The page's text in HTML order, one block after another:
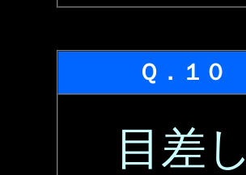
Ｑ．１０
目差し